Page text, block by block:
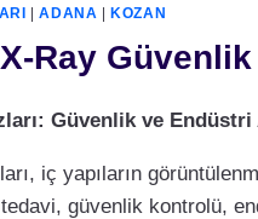
|ADANA |KOZAN
Ray Güvenlik
Güvenlik ve
iç yapıların
tedavi, güvenlik kontrolü,